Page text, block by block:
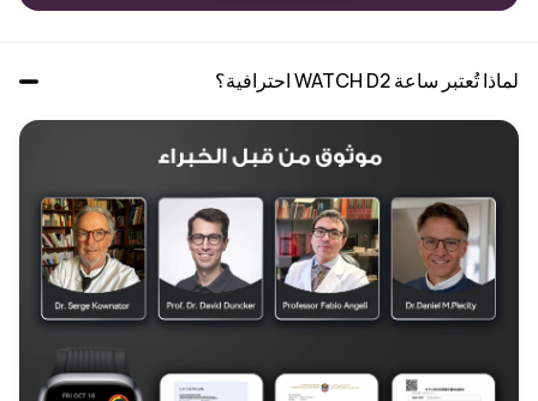
لماذا تُعتبر ساعة WATCH D2 احترافية؟